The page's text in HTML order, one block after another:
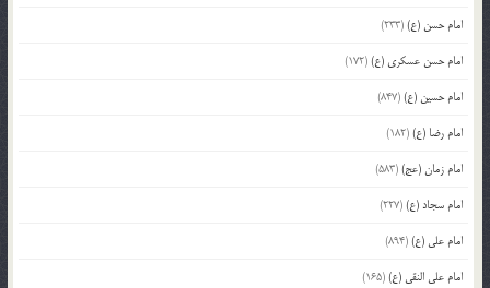
امام حسن (ع)(233)
امام حسن عسکری (ع)(172)
امام حسین (ع)(847)
امام رضا (ع)(182)
امام زمان (عج)(583)
امام سجاد (ع)(227)
امام علی (ع)(894)
امام علی النقی (ع)(165)